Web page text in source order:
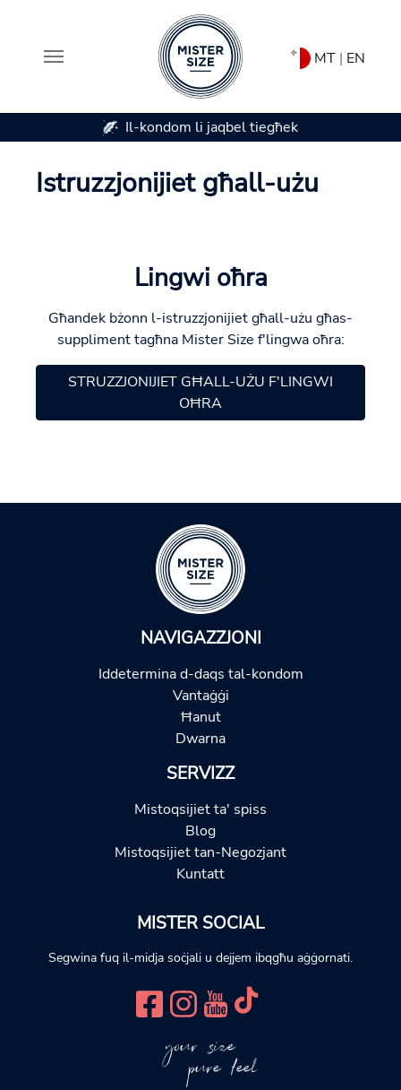
MT | EN
Il-kondom li jaqbel tiegħek
Istruzzjonijiet għall-użu
Lingwi oħra
Għandek bżonn l-istruzzjonijiet għall-użu għas-
suppliment tagħna Mister Size f'lingwa oħra:
STRUZZJONIJIET GĦALL-UŻU F'LINGWI
OĦRA
NAVIGAZZJONI
Iddetermina d-daqs tal-kondom
Vantaġġi
Ħanut
Dwarna
SERVIZZ
Mistoqsijiet ta' spiss
Blog
Mistoqsijiet tan-Negozjant
Kuntatt
MISTER SOCIAL
Segwina fuq il-midja soċjali u dejjem ibqgħu aġġornati.
your size
pure feel